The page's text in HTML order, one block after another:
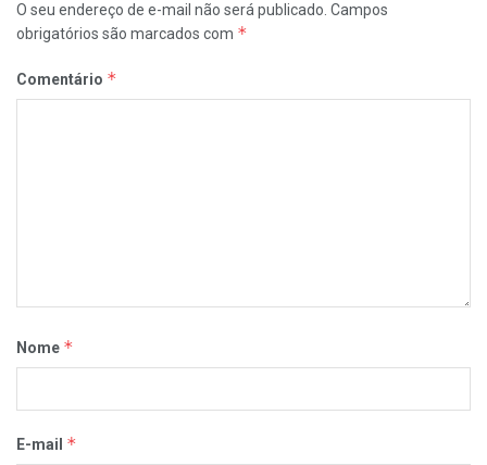
O seu endereço de e-mail não será publicado. Campos
obrigatórios são marcados com *
Comentário *
Nome *
E-mail *